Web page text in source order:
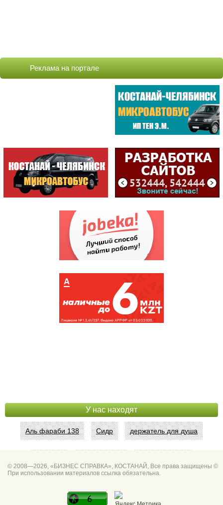
Реклама на портале
У нас находят
Аль фараби 138 Сидр держатель для душа
© 2008—2026, «БИЗНЕС СПРАВКА», КОСТАНАЙ, Все права защищены ©
При использовании материалов ссылка обязательна.